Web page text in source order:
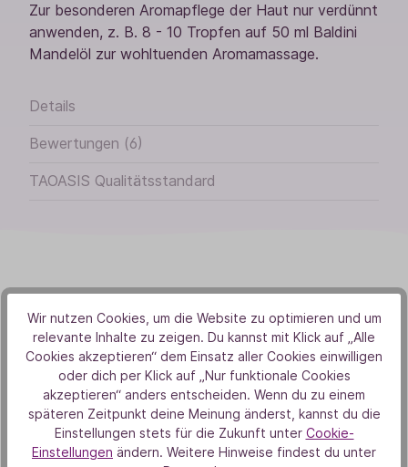
Zur besonderen Aromapflege der Haut nur verdünnt
anwenden, z. B. 8 - 10 Tropfen auf 50 ml Baldini
Mandelöl zur wohltuenden Aromamassage.
Details
Bewertungen (6)
TAOASIS Qualitätsstandard
Von Herzen
Aus Liebe zur Natur
Wir nutzen Cookies, um die Website zu optimieren und um
relevante Inhalte zu zeigen. Du kannst mit Klick auf „Alle
Cookies akzeptieren“ dem Einsatz aller Cookies einwilligen
oder dich per Klick auf „Nur funktionale Cookies
akzeptieren“ anders entscheiden. Wenn du zu einem
späteren Zeitpunkt deine Meinung änderst, kannst du die
Einstellungen stets für die Zukunft unter Cookie-
Einstellungen ändern. Weitere Hinweise findest du unter